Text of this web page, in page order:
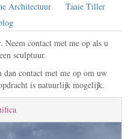
Architectuur
Taaie Tiller
contact met me op als u
sculptuur.
contact met me op om uw
is natuurlijk mogelijk.